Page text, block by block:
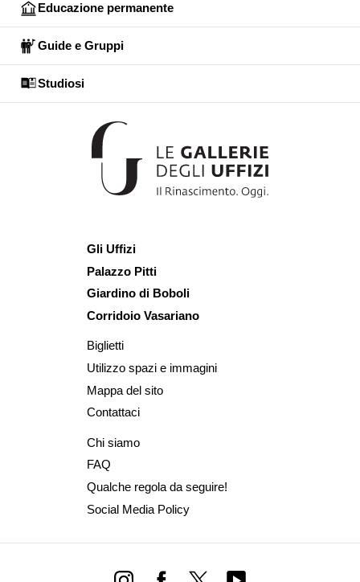
Educazione permanente
Guide e Gruppi
Studiosi
Gli Uffizi
Palazzo Pitti
Giardino di Boboli
Corridoio Vasariano
Biglietti
Utilizzo spazi e immagini
Mappa del sito
Contattaci
Chi siamo
FAQ
Qualche regola da seguire!
Social Media Policy